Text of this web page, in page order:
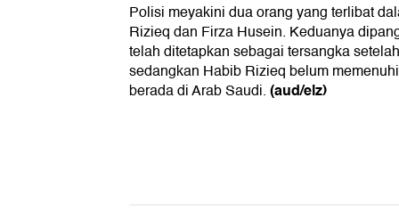
Polisi meyakini dua orang yang terlibat
Rizieq dan Firza Husein. Keduanya
telah ditetapkan sebagai tersangka
sedangkan Habib Rizieq belum
berada di Arab Saudi.(aud/elz)